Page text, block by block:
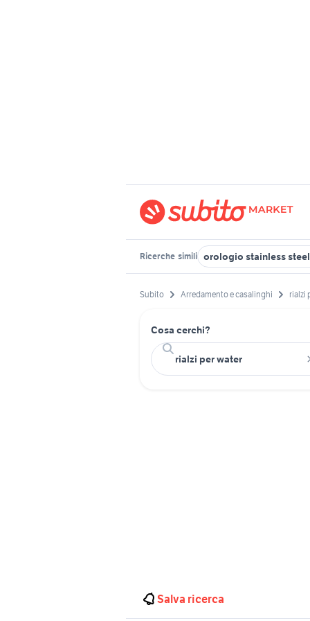
Ricerche simili orologio stainless
Subito Arredamento e casalinghi rialzi
Cosa cerchi?
Salva ricerca